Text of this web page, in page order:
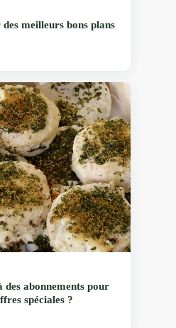
meilleurs bons plans
abonnements pour
spéciales ?